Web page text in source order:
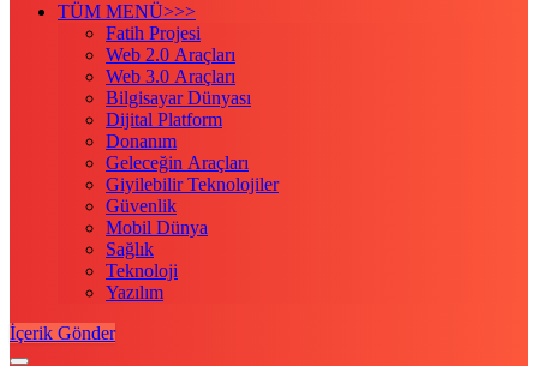
TÜM MENÜ>>>
Fatih Projesi
Web 2.0 Araçları
Web 3.0 Araçları
Bilgisayar Dünyası
Dijital Platform
Donanım
Geleceğin Araçları
Giyilebilir Teknolojiler
Güvenlik
Mobil Dünya
Sağlık
Teknoloji
Yazılım
İçerik Gönder